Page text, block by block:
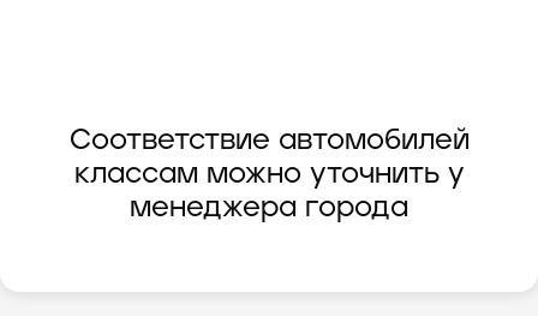
Соответствие автомобилей
классам можно уточнить у
менеджера города